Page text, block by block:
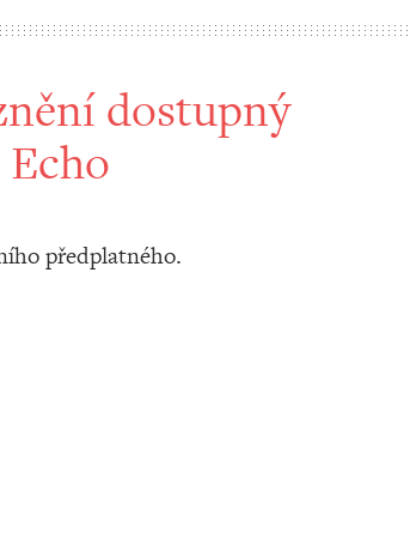
dostupný
předplatného.